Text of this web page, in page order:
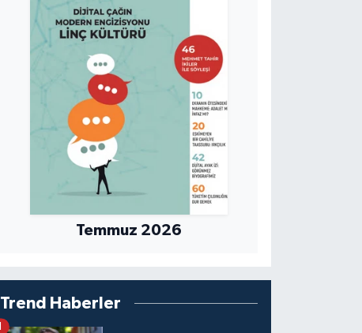
Temmuz 2026
Trend Haberler